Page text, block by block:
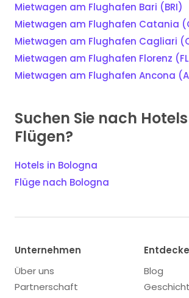
Mietwagen am Flughafen Bari (BRI)
Mietwagen am Flughafen Catania
Mietwagen am Flughafen Cagliari
Mietwagen am Flughafen Florenz
Mietwagen am Flughafen Ancona
Suchen Sie nach
Flügen?
Hotels in Bologna
Flüge nach Bologna
Unternehmen
Über uns
Partnerschaft
Blog